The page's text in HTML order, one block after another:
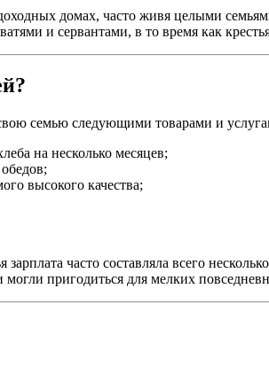
домах, часто живя целыми
и сервантами, в то время как
семью следующими товарами и
на несколько месяцев;
высокого качества;
часто составляла всего
пригодиться для мелких